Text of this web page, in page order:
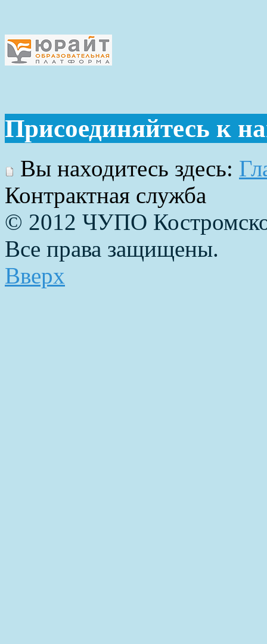
Присоединяйтесь к
Вы находитесь здесь:
Контрактная служба
© 2012 ЧУПО
Все права защищены.
Вверх